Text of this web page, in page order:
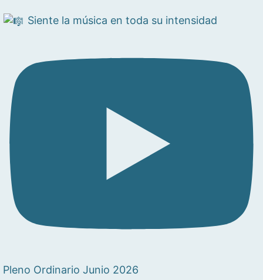
Siente la música en toda su intensidad
Pleno Ordinario Junio 2026